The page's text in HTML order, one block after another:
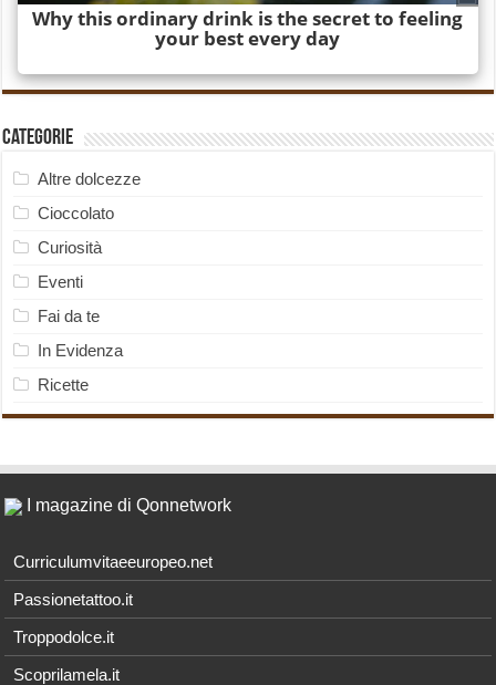
Categorie
Altre dolcezze
Cioccolato
Curiosità
Eventi
Fai da te
In Evidenza
Ricette
I magazine di Qonnetwork
Curriculumvitaeeuropeo.net
Passionetattoo.it
Troppodolce.it
Scoprilamela.it